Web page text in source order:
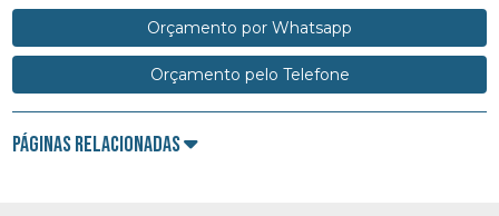
Orçamento por Whatsapp
Orçamento pelo Telefone
Páginas Relacionadas